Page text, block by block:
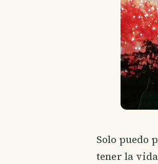
Solo puedo
tener la